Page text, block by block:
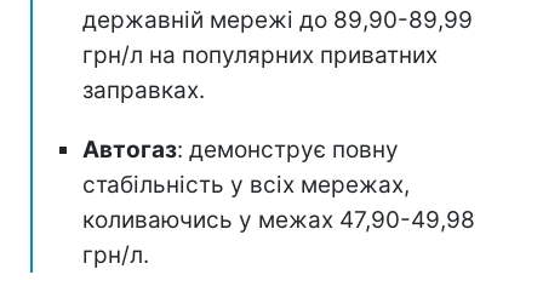
державній мережі до 89,90-89,99
грн/л на популярних приватних
заправках.
Автогаз: демонструє повну
стабільність у всіх мережах,
коливаючись у межах 47,90-49,98
грн/л.